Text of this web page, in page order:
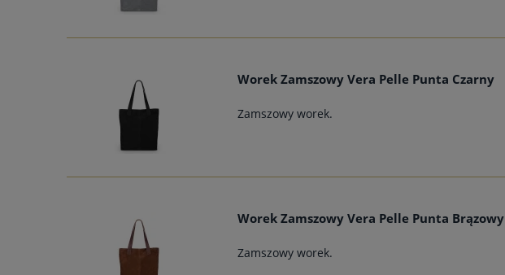
Worek Zamszowy Vera Pelle Punta Czarny
Zamszowy worek.
Worek Zamszowy Vera Pelle Punta Brązowy
Zamszowy worek.